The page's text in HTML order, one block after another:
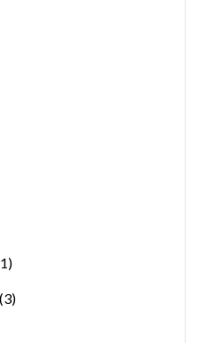
1
3